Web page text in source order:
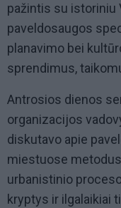
pažintis su istoriniu
paveldosaugos
planavimo bei
sprendimus,
Antrosios dienos
organizacijos
diskutavo apie
miestuose
urbanistinio
kryptys ir ilgalaikiai